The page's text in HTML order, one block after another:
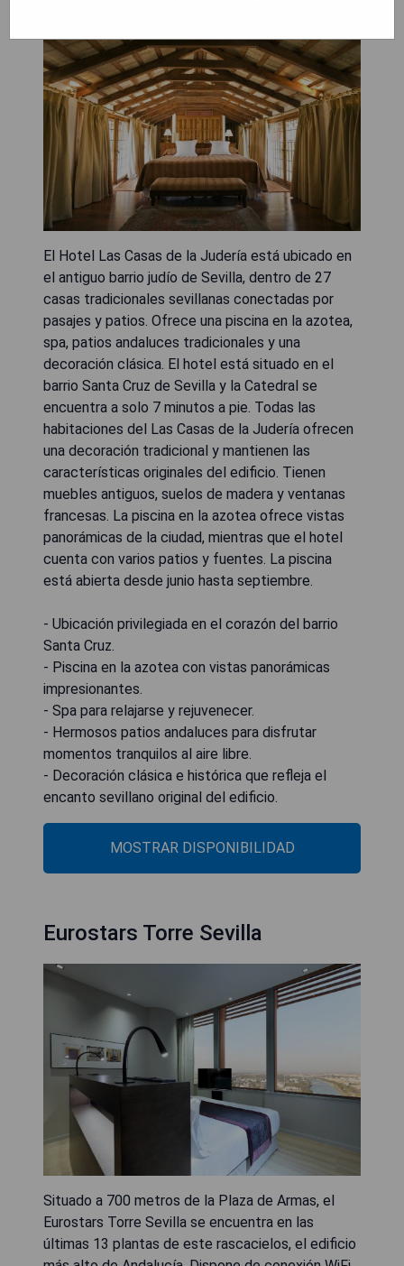
El Hotel Las Casas de la Judería está ubicado en
el antiguo barrio judío de Sevilla, dentro de 27
casas tradicionales sevillanas conectadas por
pasajes y patios. Ofrece una piscina en la azotea,
spa, patios andaluces tradicionales y una
decoración clásica. El hotel está situado en el
barrio Santa Cruz de Sevilla y la Catedral se
encuentra a solo 7 minutos a pie. Todas las
habitaciones del Las Casas de la Judería ofrecen
una decoración tradicional y mantienen las
características originales del edificio. Tienen
muebles antiguos, suelos de madera y ventanas
francesas. La piscina en la azotea ofrece vistas
panorámicas de la ciudad, mientras que el hotel
cuenta con varios patios y fuentes. La piscina
está abierta desde junio hasta septiembre.
- Ubicación privilegiada en el corazón del barrio
Santa Cruz.
- Piscina en la azotea con vistas panorámicas
impresionantes.
- Spa para relajarse y rejuvenecer.
- Hermosos patios andaluces para disfrutar
momentos tranquilos al aire libre.
- Decoración clásica e histórica que refleja el
encanto sevillano original del edificio.
MOSTRAR DISPONIBILIDAD
Eurostars Torre Sevilla
Situado a 700 metros de la Plaza de Armas, el
Eurostars Torre Sevilla se encuentra en las
últimas 13 plantas de este rascacielos, el edificio